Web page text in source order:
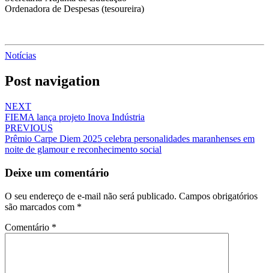
Ordenadora de Despesas (tesoureira)
Notícias
Post navigation
NEXT
FIEMA lança projeto Inova Indústria
PREVIOUS
Prêmio Carpe Diem 2025 celebra personalidades maranhenses em
noite de glamour e reconhecimento social
Deixe um comentário
O seu endereço de e-mail não será publicado. Campos obrigatórios
são marcados com *
Comentário *